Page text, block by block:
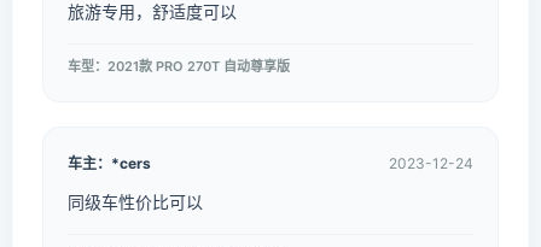
旅游专用，舒适度可以
车型：2021款 PRO 270T 自动尊享版
车主：*cers 2023-12-24
同级车性价比可以